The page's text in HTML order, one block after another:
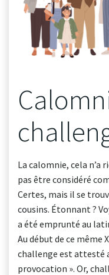
La calomnie, cela n’a
pas être considéré
Certes, mais il se
cousins. Étonnant ?
a été emprunté au
Au début de ce même
challenge est attesté
provocation ». Or,